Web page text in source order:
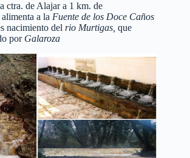
ctra. de Alajar a 1 km. de
a la Fuente de los Doce Caños
nacimiento del rio Murtigas, que
por Galaroza